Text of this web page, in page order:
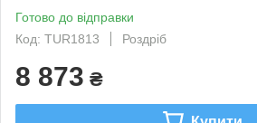
Готово до відправки
Код: TUR1813
Роздріб
8 873 ₴